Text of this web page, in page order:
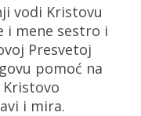
vodi Kristovu
i mene sestro i
Presvetoj
pomoć na
i mira.